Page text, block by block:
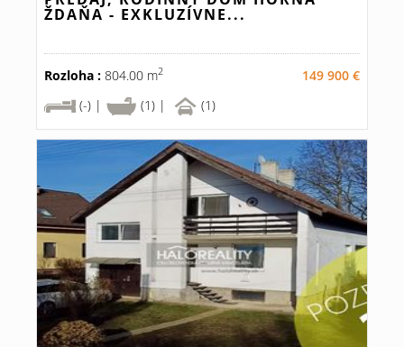
ŽDAŇA - EXKLUZÍVNE...
Rozloha : 804.00 m2
149 900 €
(-) |
(1) | (1)